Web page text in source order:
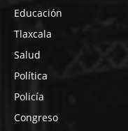
Educación
Tlaxcala
Salud
Política
Policía
Congreso